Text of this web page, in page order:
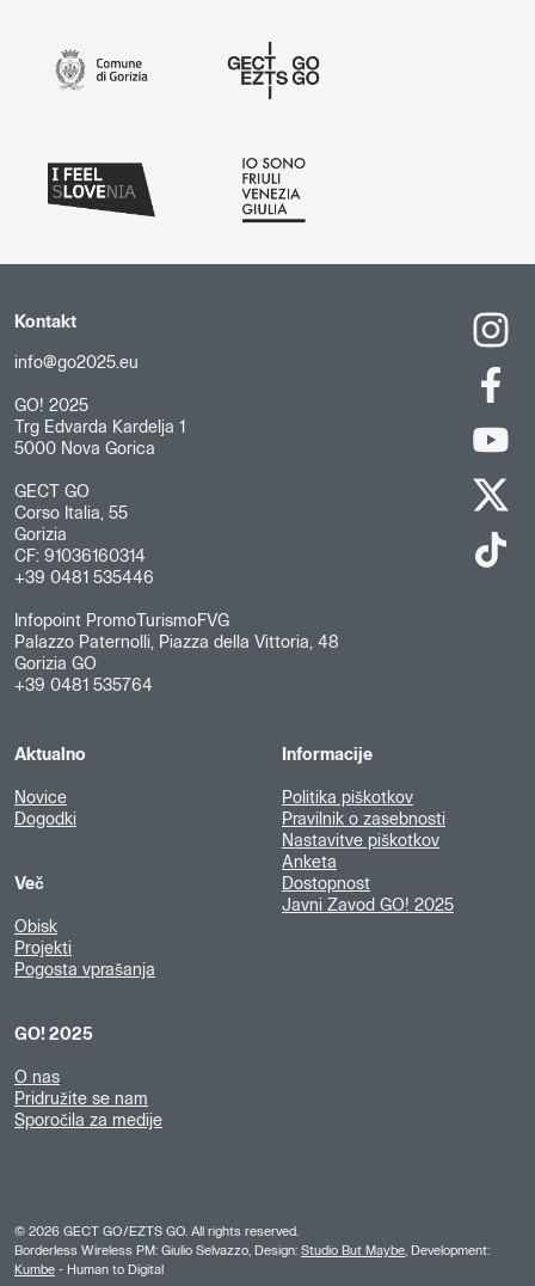
Kontakt
info@go2025.eu
GO! 2025
Trg Edvarda Kardelja 1
5000 Nova Gorica
GECT GO
Corso Italia, 55
Gorizia
CF: 91036160314
+39 0481 535446
Infopoint PromoTurismoFVG
Palazzo Paternolli, Piazza della Vittoria, 48
Gorizia GO
+39 0481 535764
Aktualno
Novice
Dogodki
Več
Obisk
Projekti
Pogosta vprašanja
GO! 2025
O nas
Pridružite se nam
Sporočila za medije
Informacije
Politika piškotkov
Pravilnik o zasebnosti
Nastavitve piškotkov
Anketa
Dostopnost
Javni Zavod GO! 2025
© 2026 GECT GO/EZTS GO. All rights reserved.
Borderless Wireless PM: Giulio Selvazzo, Design: Studio But Maybe, Development:
Kumbe - Human to Digital